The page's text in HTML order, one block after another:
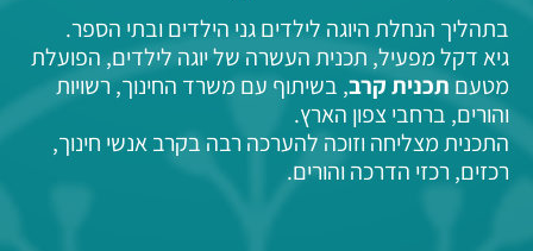
בתהליך הנחלת היוגה לילדים גני הילדים ובתי הספר.
גיא דקל מפעיל, תכנית העשרה של יוגה לילדים, הפועלת
מטעם תכנית קרב, בשיתוף עם משרד החינוך, רשויות
והורים, ברחבי צפון הארץ.
התכנית מצליחה וזוכה להערכה רבה בקרב אנשי חינוך,
רכזים, רכזי הדרכה והורים.